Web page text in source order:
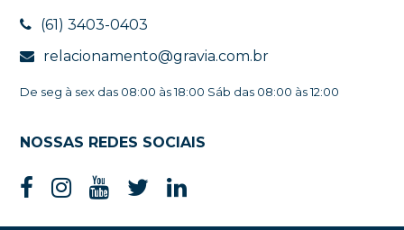
(61) 3403-0403
relacionamento@gravia.com.br
De seg à sex das 08:00 às 18:00 Sáb das 08:00 às 12:00
NOSSAS REDES SOCIAIS